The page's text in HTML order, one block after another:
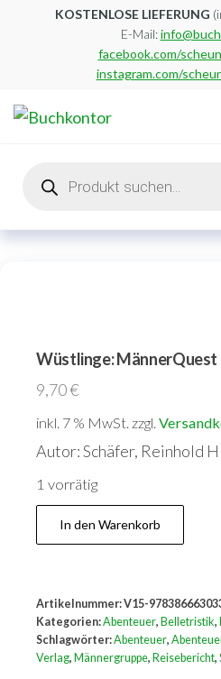
KOSTENLOSE LIEFERUNG
E-Mail:
facebook.com/
instagram.com/
search
Wüstlinge: MännerQuest
9,70€
inkl. 7 % MwSt. zzgl.
Autor: Schäfer, Reinhold H
1 vorrätig
Wüstlinge:
MännerQuest
Menge
In den Warenkorb
Artikelnummer:V15-
Kategorien:Abenteuer, Belletristik,
Schlagwörter:Abenteuer,
Verlag, Männergruppe, Reisebericht,